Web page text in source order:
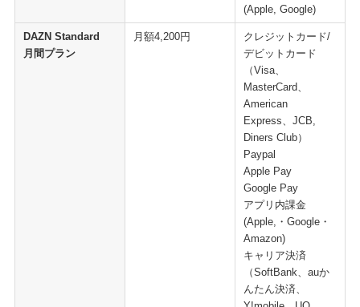
(Apple, Google)​
DAZN Standard
月間プラン
月額4,200円
クレジットカード/
デビットカード
（Visa、
MasterCard、
American
Express、JCB,
Diners Club）
Paypal
Apple Pay
Google Pay
アプリ内課金
(Apple,・Google・
Amazon)
​キャリア決済
（SoftBank、auか
んたん決済、